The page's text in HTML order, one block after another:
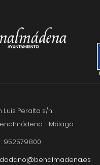
Luis Peralta s/n
- Málaga
952579800